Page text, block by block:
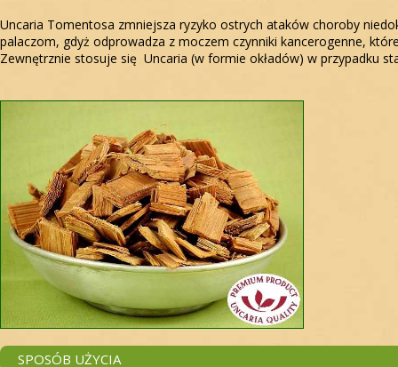
Uncaria Tomentosa zmniejsza ryzyko ostrych ataków choroby
palaczom, gdyż odprowadza z moczem czynniki kancerogenne,
Zewnętrznie stosuje się Uncaria (w formie okładów) w przypadku
SPOSÓB UŻYCIA